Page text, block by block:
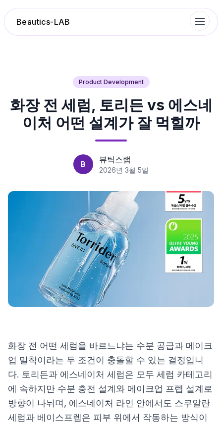
Beautics-LAB
성분분석
나의 스킨케어
Login
Product Development
화장 전 세럼, 토리든 vs 에스네
이처 어떤 설계가 잘 먹힐까
B 뷰틱스랩
2026년 3월 5일
화장 전 어떤 세럼을 바르느냐는 수분 공급과 메이크
업 밀착이라는 두 조건이 충돌할 수 있는 결정입니
다. 토리든과 에스네이처 세럼은 모두 세럼 카테고리
에 속하지만 수분 충전 설계와 메이크업 프렙 설계로
방향이 나뉘며, 에스네이처 라인 안에서도 스쿠알란
세럼과 베이스프렙은 피부 위에서 작동하는 방식이